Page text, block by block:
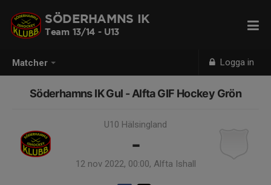
Matcher Logga in
SÖDERHAMNS IK
Team 13/14 - U13
Söderhamns IK Gul - Alfta GIF Hockey Grön
U10 Hälsingland
-
12 nov 2022, 00:00, Alfta Ishall